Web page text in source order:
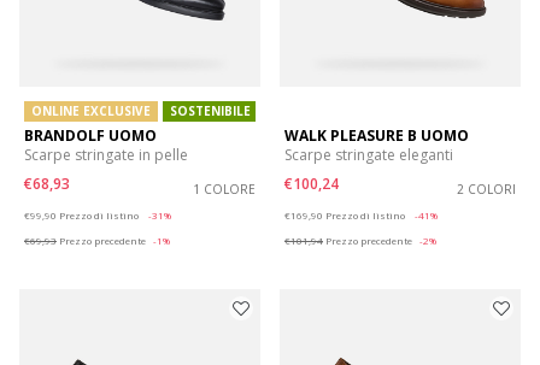
ONLINE EXCLUSIVE SOSTENIBILE
BRANDOLF UOMO
Scarpe stringate in pelle
€68,93
1 COLORE
€99,90 Prezzo di listino
-31%
€69,93 Prezzo precedente -1%
WALK PLEASURE B UOMO
Scarpe stringate eleganti
€100,24
2 COLORI
€169,90 Prezzo di listino
-41%
€101,94 Prezzo precedente -2%